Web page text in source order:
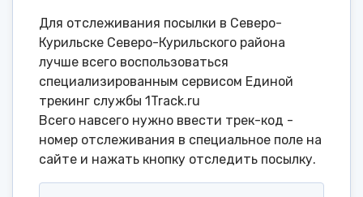
Для отслеживания посылки в Северо-
Курильске Северо-Курильского района
лучше всего воспользоваться
специализированным сервисом Единой
трекинг службы 1Track.ru
Всего навсего нужно ввести трек-код -
номер отслеживания в специальное поле на
сайте и нажать кнопку отследить посылку.